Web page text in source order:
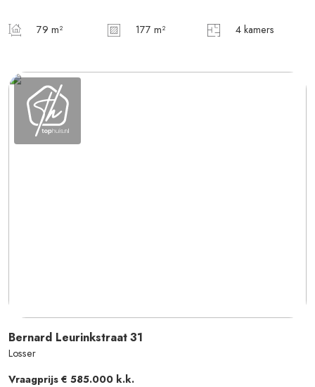
79 m² 177 m² 4 kamers
Bernard Leurinkstraat31
Losser
Vraagprijs € 585.000 k.k.